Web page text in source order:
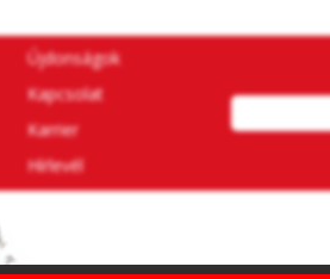
Újdonságok
Kapcsolat
Karrier
Hírlevél